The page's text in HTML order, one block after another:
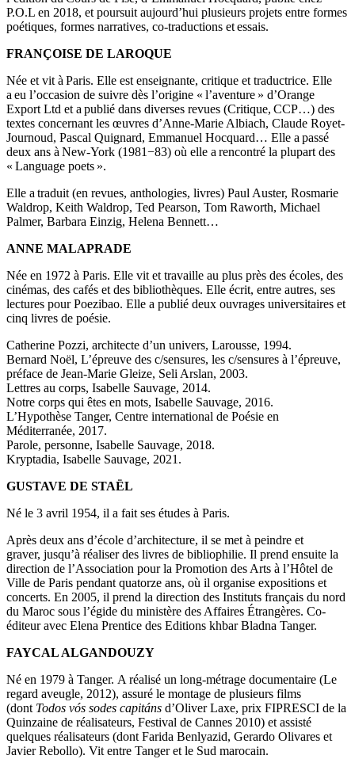
P.O.L en 2018, et poursuit aujourd’hui plusieurs projets entre formes
poétiques, formes narratives, co-traductions et essais.
FRANÇOISE DE LAROQUE
Née et vit à Paris. Elle est enseignante, critique et traductrice. Elle
a eu l’occasion de suivre dès l’origine « l’aventure » d’Orange
Export Ltd et a publié dans diverses revues (Critique, CCP…) des
textes concernant les œuvres d’Anne-Marie Albiach, Claude Royet-
Journoud, Pascal Quignard, Emmanuel Hocquard… Elle a passé
deux ans à New-York (1981−83) où elle a rencontré la plupart des
« Language poets ».
Elle a traduit (en revues, anthologies, livres) Paul Auster, Rosmarie
Waldrop, Keith Waldrop, Ted Pearson, Tom Raworth, Michael
Palmer, Barbara Einzig, Helena Bennett…
ANNE MALAPRADE
Née en 1972 à Paris. Elle vit et travaille au plus près des écoles, des
cinémas, des cafés et des bibliothèques. Elle écrit, entre autres, ses
lectures pour Poezibao. Elle a publié deux ouvrages universitaires et
cinq livres de poésie.
Catherine Pozzi, architecte d’un univers, Larousse, 1994.
Bernard Noël, L’épreuve des c/sensures, les c/sensures à l’épreuve,
préface de Jean-Marie Gleize, Seli Arslan, 2003.
Lettres au corps, Isabelle Sauvage, 2014.
Notre corps qui êtes en mots, Isabelle Sauvage, 2016.
L’Hypothèse Tanger, Centre international de Poésie en
Méditerranée, 2017.
Parole, personne, Isabelle Sauvage, 2018.
Kryptadia, Isabelle Sauvage, 2021.
GUSTAVE DE STAËL
Né le 3 avril 1954, il a fait ses études à Paris.
Après deux ans d’école d’architecture, il se met à peindre et
graver, jusqu’à réaliser des livres de bibliophilie. Il prend ensuite la
direction de l’Association pour la Promotion des Arts à l’Hôtel de
Ville de Paris pendant quatorze ans, où il organise expositions et
concerts. En 2005, il prend la direction des Instituts français du nord
du Maroc sous l’égide du ministère des Affaires Étrangères. Co-
éditeur avec Elena Prentice des Editions khbar Bladna Tanger.
FAYCAL ALGANDOUZY
Né en 1979 à Tanger. A réalisé un long-métrage documentaire (Le
regard aveugle, 2012), assuré le montage de plusieurs films
(dont Todos vós sodes capitáns d’Oliver Laxe, prix FIPRESCI de la
Quinzaine de réalisateurs, Festival de Cannes 2010) et assisté
quelques réalisateurs (dont Farida Benlyazid, Gerardo Olivares et
Javier Rebollo). Vit entre Tanger et le Sud marocain.